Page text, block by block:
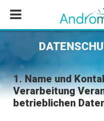
Inhalt
springen
Fußzeile
springen
1. Name und
Verarbeitung
betrieblichen